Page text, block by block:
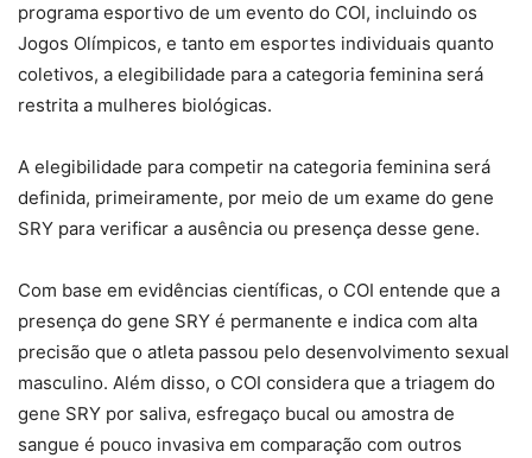
programa esportivo de um evento do COI, incluindo os
Jogos Olímpicos, e tanto em esportes individuais quanto
coletivos, a elegibilidade para a categoria feminina será
restrita a mulheres biológicas.
A elegibilidade para competir na categoria feminina será
definida, primeiramente, por meio de um exame do gene
SRY para verificar a ausência ou presença desse gene.
Com base em evidências científicas, o COI entende que a
presença do gene SRY é permanente e indica com alta
precisão que o atleta passou pelo desenvolvimento sexual
masculino. Além disso, o COI considera que a triagem do
gene SRY por saliva, esfregaço bucal ou amostra de
sangue é pouco invasiva em comparação com outros